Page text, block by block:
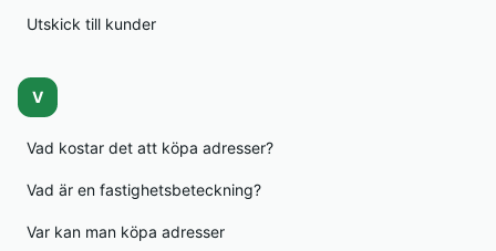
Utskick till kunder
V
Vad kostar det att köpa adresser?
Vad är en fastighetsbeteckning?
Var kan man köpa adresser